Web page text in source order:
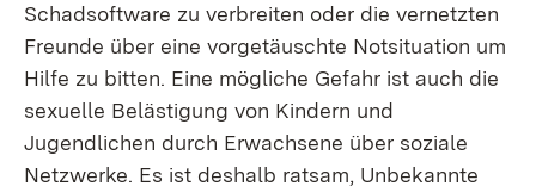
Schadsoftware zu verbreiten oder die vernetzten
Freunde über eine vorgetäuschte Notsituation um
Hilfe zu bitten. Eine mögliche Gefahr ist auch die
sexuelle Belästigung von Kindern und
Jugendlichen durch Erwachsene über soziale
Netzwerke. Es ist deshalb ratsam, Unbekannte